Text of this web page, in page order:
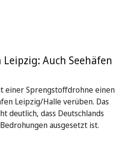
Auch Seehäfen
einer Sprengstoffdrohne einen
Leipzig/Halle verüben. Das
deutlich, dass Deutschlands
ausgesetzt ist.